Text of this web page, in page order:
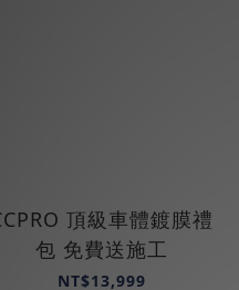
頂級車體鍍膜禮
包 免費送施工
NT$13,999